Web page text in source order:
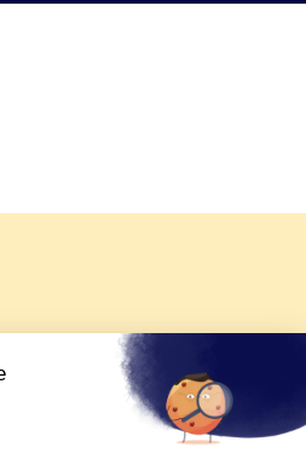
d'été 2026 de KTO